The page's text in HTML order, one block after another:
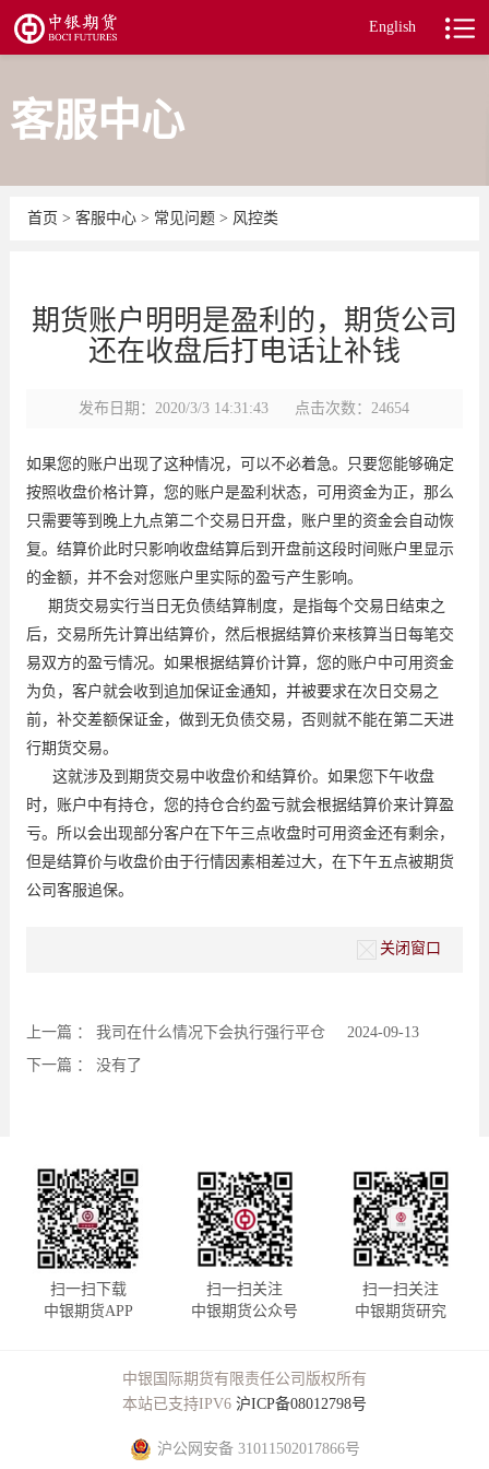
English
客服中心
首页 > 客服中心 > 常见问题> 风控类
期货账户明明是盈利的，期货公司
还在收盘后打电话让补钱
发布日期：2020/3/3 14:31:43 点击次数：24654
如果您的账户出现了这种情况，可以不必着急。只要您能够确定
按照收盘价格计算，您的账户是盈利状态，可用资金为正，那么
只需要等到晚上九点第二个交易日开盘，账户里的资金会自动恢
复。结算价此时只影响收盘结算后到开盘前这段时间账户里显示
的金额，并不会对您账户里实际的盈亏产生影响。
期货交易实行当日无负债结算制度，是指每个交易日结束之
后，交易所先计算出结算价，然后根据结算价来核算当日每笔交
易双方的盈亏情况。如果根据结算价计算，您的账户中可用资金
为负，客户就会收到追加保证金通知，并被要求在次日交易之
前，补交差额保证金，做到无负债交易，否则就不能在第二天进
行期货交易。
这就涉及到期货交易中收盘价和结算价。如果您下午收盘
时，账户中有持仓，您的持仓合约盈亏就会根据结算价来计算盈
亏。所以会出现部分客户在下午三点收盘时可用资金还有剩余，
但是结算价与收盘价由于行情因素相差过大，在下午五点被期货
公司客服追保。
关闭窗口
上一篇 ： 我司在什么情况下会执行强行平仓
2024-09-13
下一篇 ： 没有了
扫一扫下载
中银期货APP
扫一扫关注
中银期货公众号
扫一扫关注
中银期货研究
中银国际期货有限责任公司版权所有
本站已支持IPV6 沪ICP备08012798号
沪公网安备 31011502017866号